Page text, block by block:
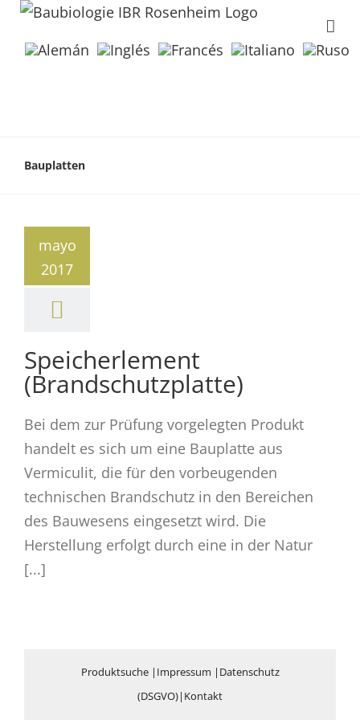
Bauplatten
mayo
2017
Speicherlement
(Brandschutzplatte)
Bei dem zur Prüfung vorgelegten Produkt
handelt es sich um eine Bauplatte aus
Vermiculit, die für den vorbeugenden
technischen Brandschutz in den Bereichen
des Bauwesens eingesetzt wird. Die
Herstellung erfolgt durch eine in der Natur
[...]
Produktsuche| Impressum | Datenschutz
(DSGVO)| Kontakt